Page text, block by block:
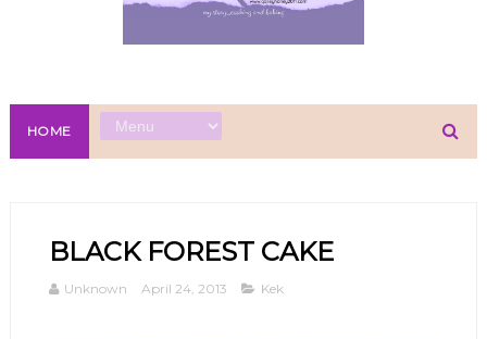
HOME
BLACK FOREST CAKE
Unknown April 24, 2013 Kek